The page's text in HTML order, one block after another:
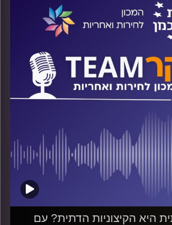
עמוס גיורא
ואחריות
היא הקיצוניות הדתית? עם